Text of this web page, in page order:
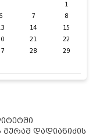
1
6 7
8
14
15
21
22
28
29
დადიანიძის